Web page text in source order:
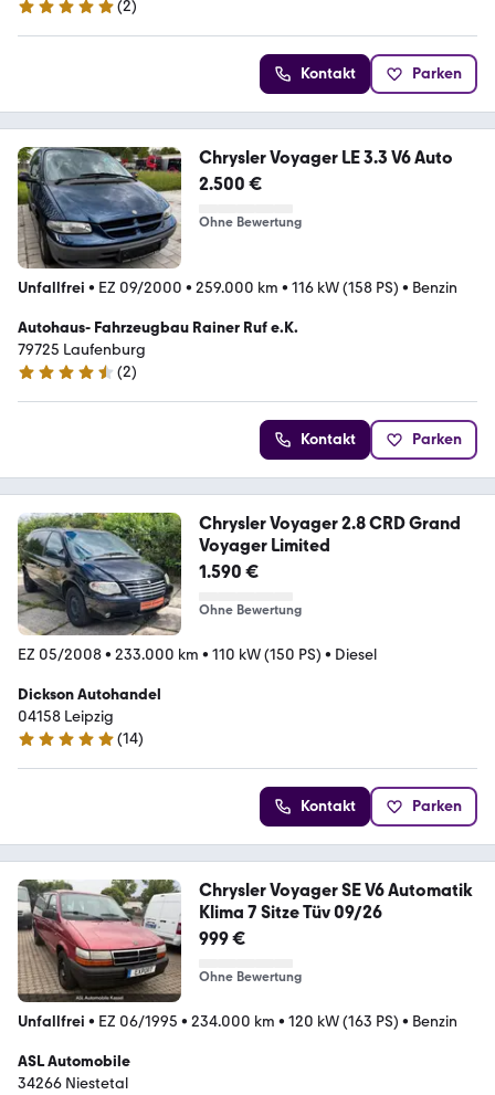
5 Sterne (2)
Kontakt Parken
Chrysler Voyager LE 3.3 V6 Auto
2.500 €
Ohne Bewertung
Unfallfrei • EZ 09/2000 • 259.000 km • 116 kW (158 PS) • Benzin
Autohaus- Fahrzeugbau Rainer Ruf e.K.
79725 Laufenburg
4.5 Sterne
(2)
Kontakt Parken
Chrysler Voyager 2.8 CRD Grand
Voyager Limited
1.590 €
Ohne Bewertung
EZ 05/2008• 233.000 km • 110 kW (150 PS) • Diesel
Dickson Autohandel
04158 Leipzig
4.8 Sterne
(14)
Kontakt Parken
Chrysler Voyager SE V6 Automatik
Klima 7 Sitze Tüv 09/26
999 €
Ohne Bewertung
Unfallfrei • EZ 06/1995 • 234.000 km • 120 kW (163 PS) • Benzin
ASL Automobile
34266 Niestetal